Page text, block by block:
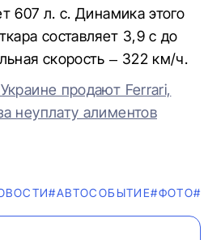
607 л. с. Динамика этого
составляет 3,9 с до
скорость – 322 км/ч.
продают Ferrari,
неуплату алиментов
#АВТОСОБЫТИЕ#ФОТО